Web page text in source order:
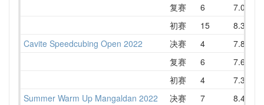
复赛
6
7.04
初赛
15
8.35
Cavite Speedcubing Open 2022
决赛 4
7.81
复赛
6
7.60
初赛
4
7.37
Summer Warm Up Mangaldan 2022
决赛 7
8.48